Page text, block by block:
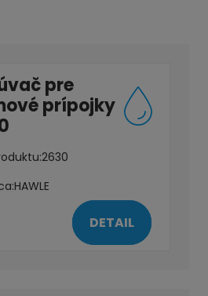
pre
prípojky
2630
HAWLE
DETAIL